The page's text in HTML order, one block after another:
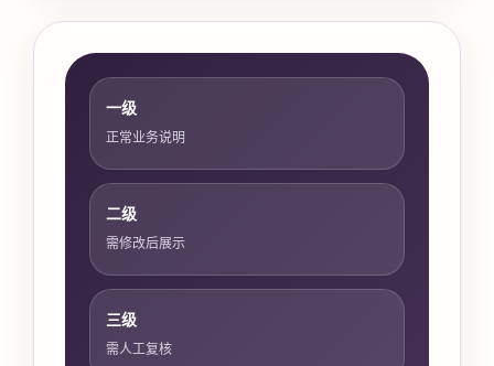
一级
正常业务说明
二级
需修改后展示
三级
需人工复核